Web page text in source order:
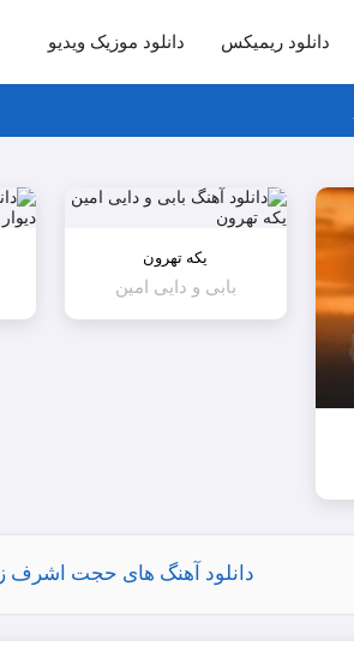
دانلود ریمیکس دانلود موزیک ویدیو
یکه تهرون
بابی و دایی امین
دانلود آهنگ های حجت اشرف